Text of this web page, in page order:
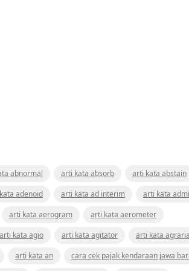
abnormal arti kata absorb
arti kata abstain
adenoid arti kata ad interim
arti kata
arti kata aerogram
arti kata aerometer
arti kata agio arti kata agitator
arti kata agraria
arti kata an
cara cek pajak kendaraan jawa